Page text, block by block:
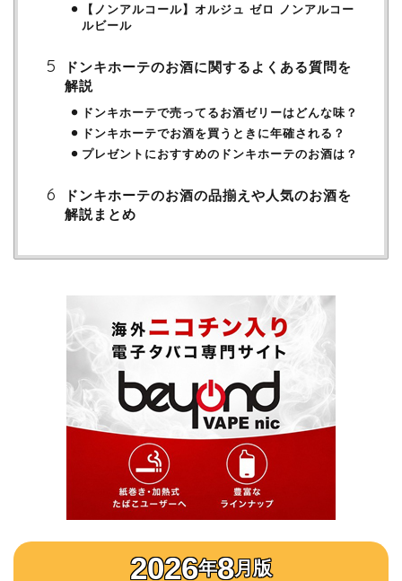
【ノンアルコール】オルジュ ゼロ ノンアルコー
ルビール
ドンキホーテのお酒に関するよくある質問を
解説
ドンキホーテで売ってるお酒ゼリーはどんな味？
ドンキホーテでお酒を買うときに年確される？
プレゼントにおすすめのドンキホーテのお酒は？
ドンキホーテのお酒の品揃えや人気のお酒を
解説まとめ
2026年8月版